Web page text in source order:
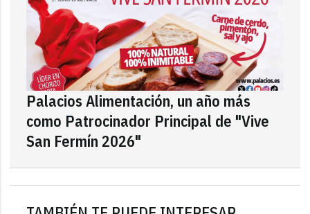
Palacios Alimentación, un año más
como Patrocinador Principal de "Vive
San Fermín 2026"